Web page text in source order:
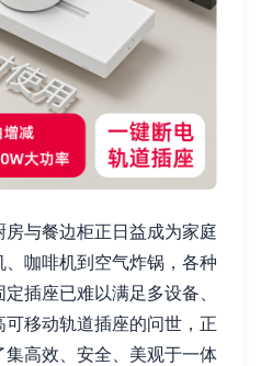
与餐边柜正日益成为家庭
咖啡机到空气炸锅，各种
插座已难以满足多设备、
移动轨道插座的问世，正
高效、安全、美观于一体